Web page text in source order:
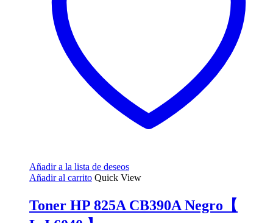
Añadir a la lista de deseos
Añadir al carrito Quick View
Toner HP 825A CB390A Negro【